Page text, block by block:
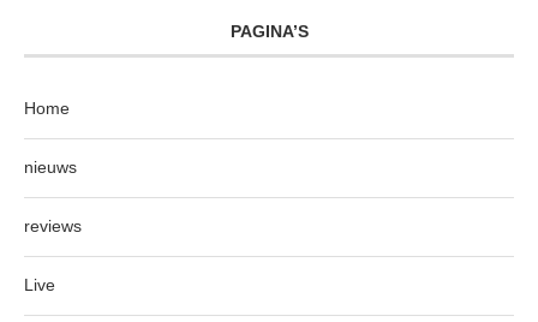
PAGINA’S
Home
nieuws
reviews
Live